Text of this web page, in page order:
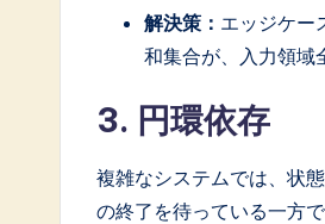
解決策： エッジケー
和集合が、入力領域
3. 円環依存
複雑なシステムでは、状
の終了を待っている一方